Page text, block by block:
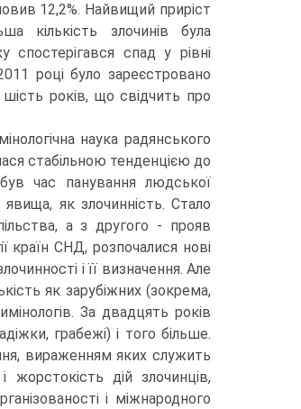
12,2%. Найвищий приріст
кількість злочинів була
спад у рівні
році було зареєстровано
років, що свідчить про
наука радянського
стабільною тенденцією до
час панування людської
як злочинність. Стало
а з другого - прояв
країн СНД, розпочалися нові
і її визначення. Але
як зарубіжних (зокрема,
За двадцять років
грабежі) і того більше.
вираженням яких служить
жорстокість дій злочинців,
і міжнародного